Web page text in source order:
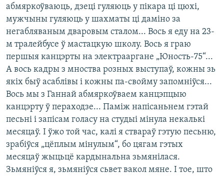
абмяркоўваюць, дзеці гуляюць у пікара ці цюхі,
мужчыны гуляюць у шахматы ці даміно за
негабляваным дваровым сталом... Вось я еду на 23-
м тралейбусе ў мастацкую школу. Вось я граю
першыя канцэрты на электрааргане „Юность-75“...
А вось кадры з мноства розных выступаў, кожны зь
якіх быў асаблівы і кожны па-свойму запомніўся...
Вось мы з Ганнай абмяркоўваем канцэпцыю
канцэрту ў пераходзе... Паміж напісаньнем гэтай
песьні і запісам голасу на студыі мінула некалькі
месяцаў. І ўжо той час, калі я ствараў гэтую песьню,
зрабіўся „цёплым мінулым“, бо цягам гэтых
месяцаў жыцьцё кардынальна зьмянілася.
Зьмяніўся я, зьмяніўся сьвет вакол мяне. І тое, што